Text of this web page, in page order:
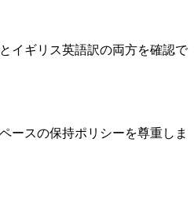
イギリス英語訳の両方を確認で
ースの保持ポリシーを尊重しま